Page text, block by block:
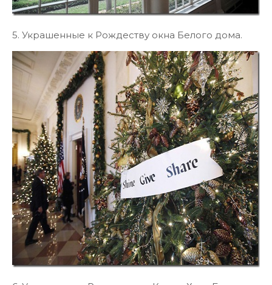
5. Украшенные к Рождеству окна Белого дома.